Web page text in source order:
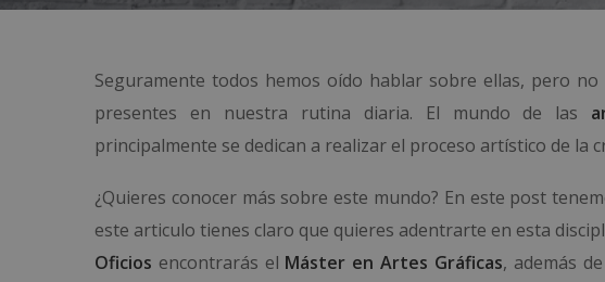
Seguramente todos hemos oído hablar sobre ellas, pero
presentes en nuestra rutina diaria. El mundo de las
principalmente se dedican a realizar el proceso artístico de la
¿Quieres conocer más sobre este mundo? En este post
este articulo tienes claro que quieres adentrarte en esta
Oficios encontrarás el Máster en Artes Gráficas, además